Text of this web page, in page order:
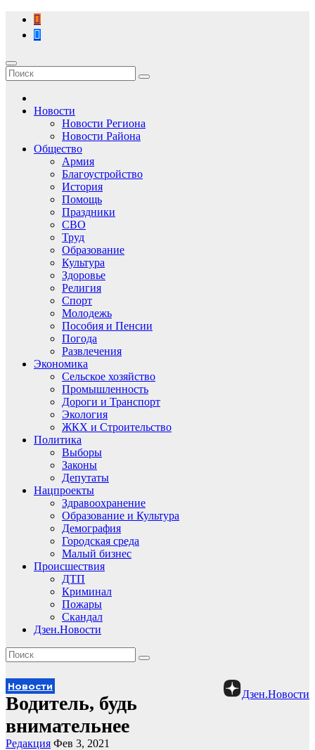
Перейти
содержимому
Новости
Новости Региона
Новости Района
Общество
Армия
Благоустройство
История
Помощь
Праздники
СВО
Труд
Образование
Культура
Здоровье
Религия
Спорт
Молодежь
Пособия и Пенсии
Погода
Развлечения
Экономика
Сельское хозяйство
Промышленность
Дороги и Транспорт
Экология
ЖКХ и Строительство
Политика
Выборы
Законы
Депутаты
Нацпроекты
Здравоохранение
Образование и Культура
Демография
Городская среда
Малый бизнес
Происшествия
ДТП
Криминал
Пожары
Скандал
Дзен.Новости
Дзен.Новости
Новости
Водитель, будь
внимательнее
Редакция Фев 3, 2021